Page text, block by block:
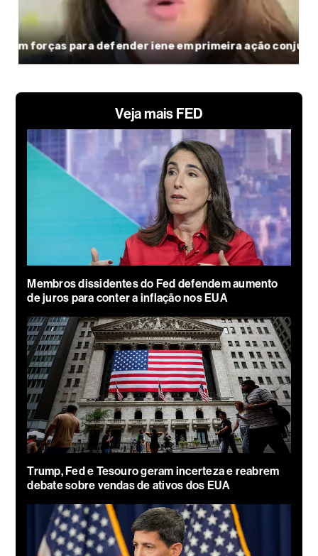
Veja mais FED
Membros dissidentes do Fed defendem aumento
de juros para conter a inflação nos EUA
Trump, Fed e Tesouro geram incerteza e reabrem
debate sobre vendas de ativos dos EUA